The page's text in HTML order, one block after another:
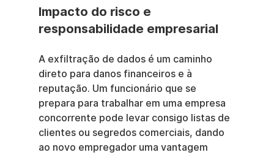
Impacto do risco e
responsabilidade empresarial
A exfiltração de dados é um caminho
direto para danos financeiros e à
reputação. Um funcionário que se
prepara para trabalhar em uma empresa
concorrente pode levar consigo listas de
clientes ou segredos comerciais, dando
ao novo empregador uma vantagem